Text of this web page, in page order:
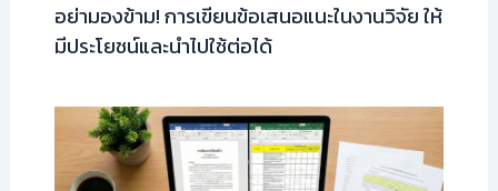
อย่ามองข้าม! การเขียนข้อเสนอแนะในงานวิจัย ให้
มีประโยชน์และนำไปใช้ต่อได้